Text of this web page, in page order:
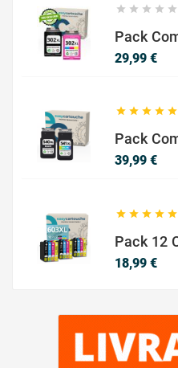
    
29,99 €Prix
    
39,99 €Prix
    
18,99 €Prix